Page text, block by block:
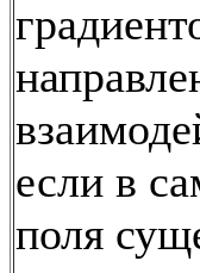
если в
поля